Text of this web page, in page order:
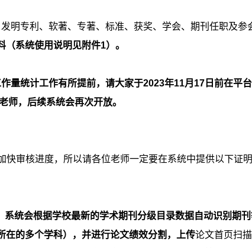
明专利、软著、专著、标准、获奖、学会、期刊任职及参
系统使用说明见附件1）。
量统计工作有所提前，请大家于2023年11月17日前在平
师，后续系统会再次开放。
审核进度，所以请各位老师一定要在系统中提供以下证
统会根据学校最新的学术期刊分级目录数据自动识别期
在的多个学科），并进行论文绩效分割，上传论文首页扫描